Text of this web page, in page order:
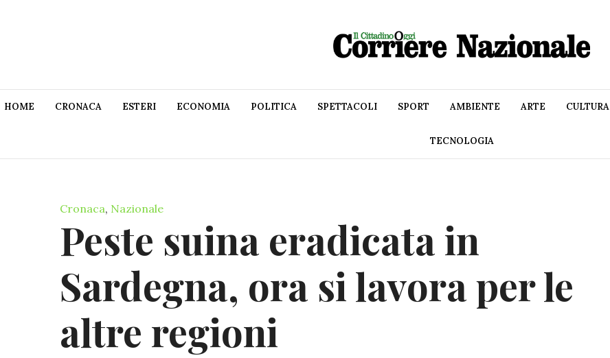
HOME CRONACA ESTERI ECONOMIA POLITICA SPETTACOLI SPORT AMBIENTE ARTE CULTURA
TECNOLOGIA
Cronaca, Nazionale
Peste suina eradicata in
Sardegna, ora si lavora per le
altre regioni